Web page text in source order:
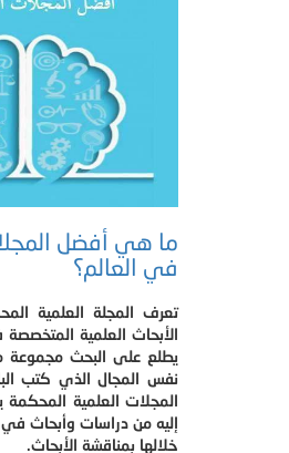
ما هي أفضل
في العالم؟
تعرف المجلة العلمية
الأبحاث العلمية
يطلع على البحث مجموعة
نفس المجال الذي كتب
المجلات العلمية المحكمة
إليه من دراسات وأبحاث
خلالها بمناقشة الأبحاث.